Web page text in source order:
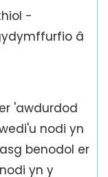
-
â
'awdurdod
nodi yn
benodol er
yn y